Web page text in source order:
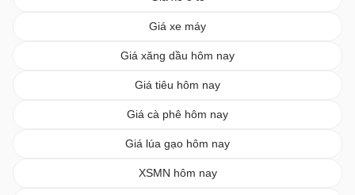
Giá xe máy
Giá xăng dầu hôm nay
Giá tiêu hôm nay
Giá cà phê hôm nay
Giá lúa gạo hôm nay
XSMN hôm nay